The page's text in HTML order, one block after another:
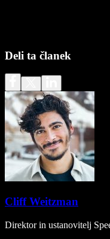
Deli ta članek
Cliff Weitzman
Direktor in ustanovitelj